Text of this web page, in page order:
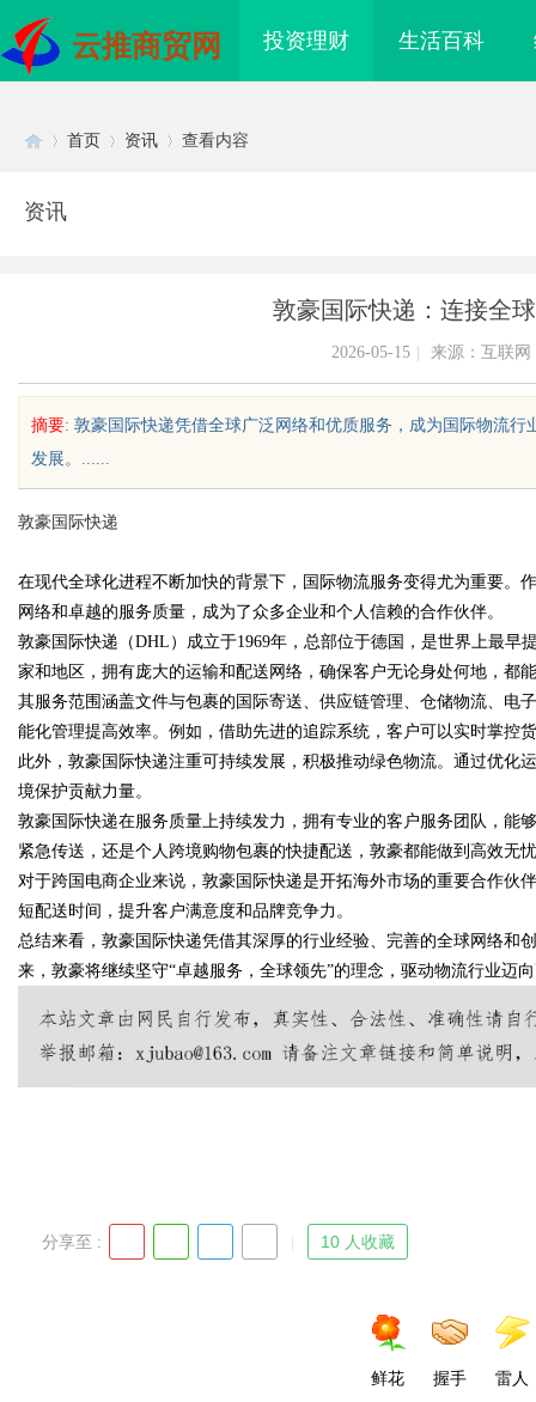
云推商贸网 投资理财 生活百科
uz
!
首页 资讯 查看内容
资讯
敦豪国际快递：连接全
2026-05-15 来源：互联网
摘要: 敦豪国际快递凭借全球广泛网络和优质服务，成为国际物流
发展。......
敦豪国际快递
在现代全球化进程不断加快的背景下，国际物流服务变得尤为重要。
网络和卓越的服务质量，成为了众多企业和个人信赖的合作伙伴。
敦豪国际快递（DHL）成立于1969年，总部位于德国，是世界上最早
家和地区，拥有庞大的运输和配送网络，确保客户无论身处何地，都
其服务范围涵盖文件与包裹的国际寄送、供应链管理、仓储物流、电
能化管理提高效率。例如，借助先进的追踪系统，客户可以实时掌控
此外，敦豪国际快递注重可持续发展，积极推动绿色物流。通过优化
境保护贡献力量。
敦豪国际快递在服务质量上持续发力，拥有专业的客户服务团队，能
紧急传送，还是个人跨境购物包裹的快捷配送，敦豪都能做到高效无
对于跨国电商企业来说，敦豪国际快递是开拓海外市场的重要合作伙
短配送时间，提升客户满意度和品牌竞争力。
总结来看，敦豪国际快递凭借其深厚的行业经验、完善的全球网络和
来，敦豪将继续坚守“卓越服务，全球领先”的理念，驱动物流行业迈
分享至 : 10 人收藏
鲜花 握手 雷人
配眼镜
能的新选择